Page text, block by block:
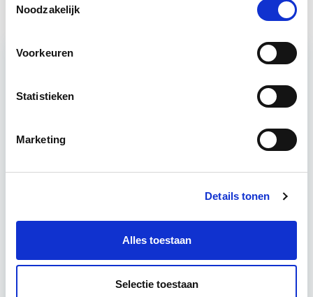
Noodzakelijk
Voorkeuren
Statistieken
Marketing
Details tonen
Alles toestaan
Selectie toestaan
Vastgoedmanagement
helder, integraal denk- en werkmodel om op
vastgoedportefeuille optimaal te exploiteren.
De… Lees verder